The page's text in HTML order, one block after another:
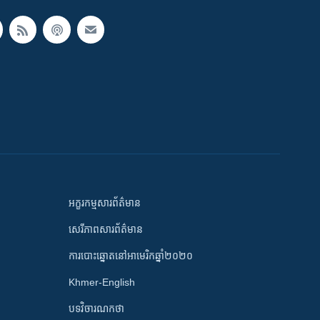
អក្ខរកម្មសារព័ត៌មាន
សេរីភាពសារព័ត៌មាន
ការបោះឆ្នោតនៅអាមេរិកឆ្នាំ២០២០
Khmer-English
បទវិចារណកថា